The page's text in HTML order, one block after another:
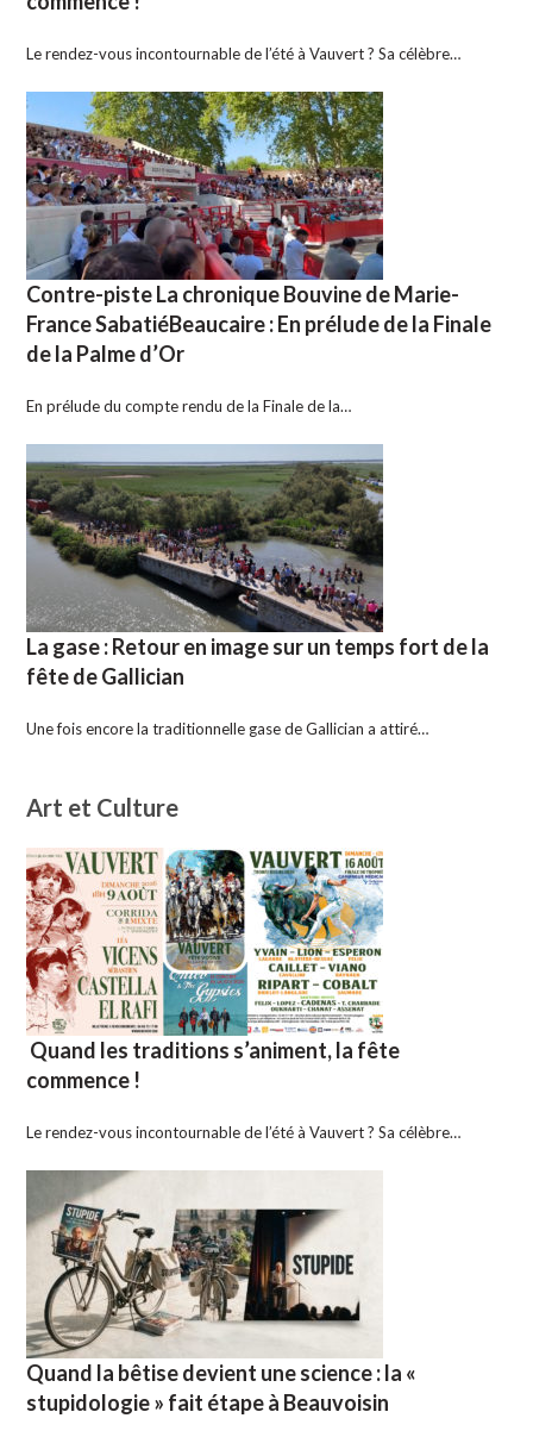
Le rendez-vous incontournable de l’été à Vauvert ? Sa célèbre…
Contre-piste La chronique Bouvine de Marie-
France SabatiéBeaucaire : En prélude de la Finale
de la Palme d’Or
En prélude du compte rendu de la Finale de la…
La gase : Retour en image sur un temps fort de la
fête de Gallician
Une fois encore la traditionnelle gase de Gallician a attiré…
Art et Culture
Quand les traditions s’animent, la fête
commence !
Le rendez-vous incontournable de l’été à Vauvert ? Sa célèbre…
Quand la bêtise devient une science : la «
stupidologie » fait étape à Beauvoisin